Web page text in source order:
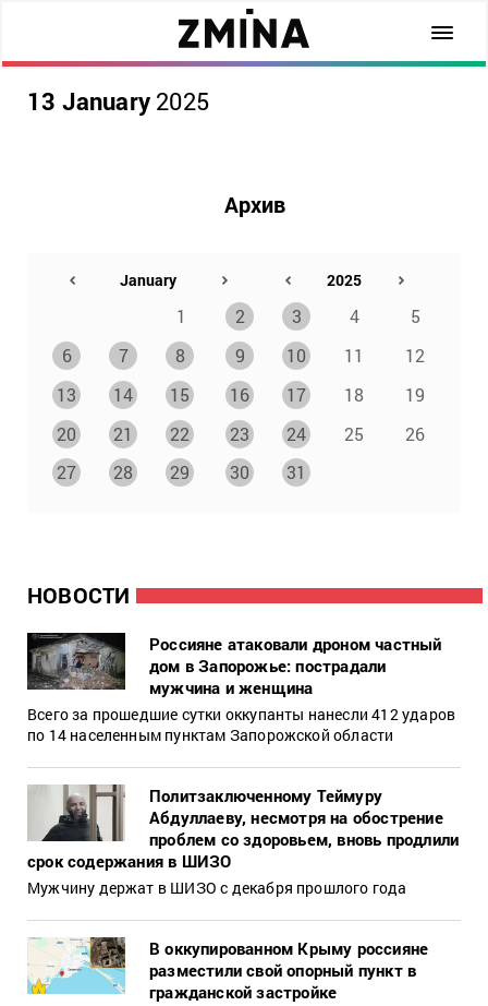
13 January 2025
НОВОСТИ
Россияне атаковали дроном частный
дом в Запорожье: пострадали
мужчина и женщина
Всего за прошедшие сутки оккупанты нанесли 412 ударов
по 14 населенным пунктам Запорожской области
Политзаключенному Теймуру
Абдуллаеву, несмотря на обострение
проблем со здоровьем, вновь продлили
срок содержания в ШИЗО
Мужчину держат в ШИЗО с декабря прошлого года
В оккупированном Крыму россияне
разместили свой опорный пункт в
гражданской застройке
Архив
1 2 3 4
5
6
7 8 9 10 11
12
13
14 15 16 17 18
19
20
21 22 23 24 25
26
27
28 29 30 31